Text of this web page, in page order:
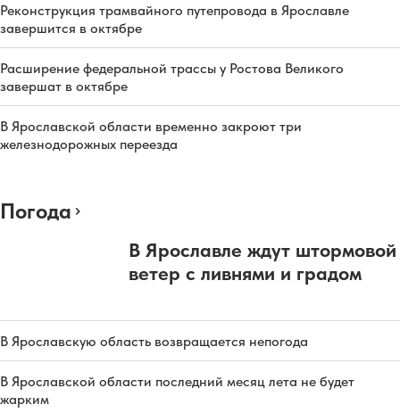
Реконструкция трамвайного путепровода в Ярославле
завершится в октябре
Расширение федеральной трассы у Ростова Великого
завершат в октябре
В Ярославской области временно закроют три
железнодорожных переезда
Погода
В Ярославле ждут штормовой
ветер с ливнями и градом
В Ярославскую область возвращается непогода
В Ярославской области последний месяц лета не будет
жарким